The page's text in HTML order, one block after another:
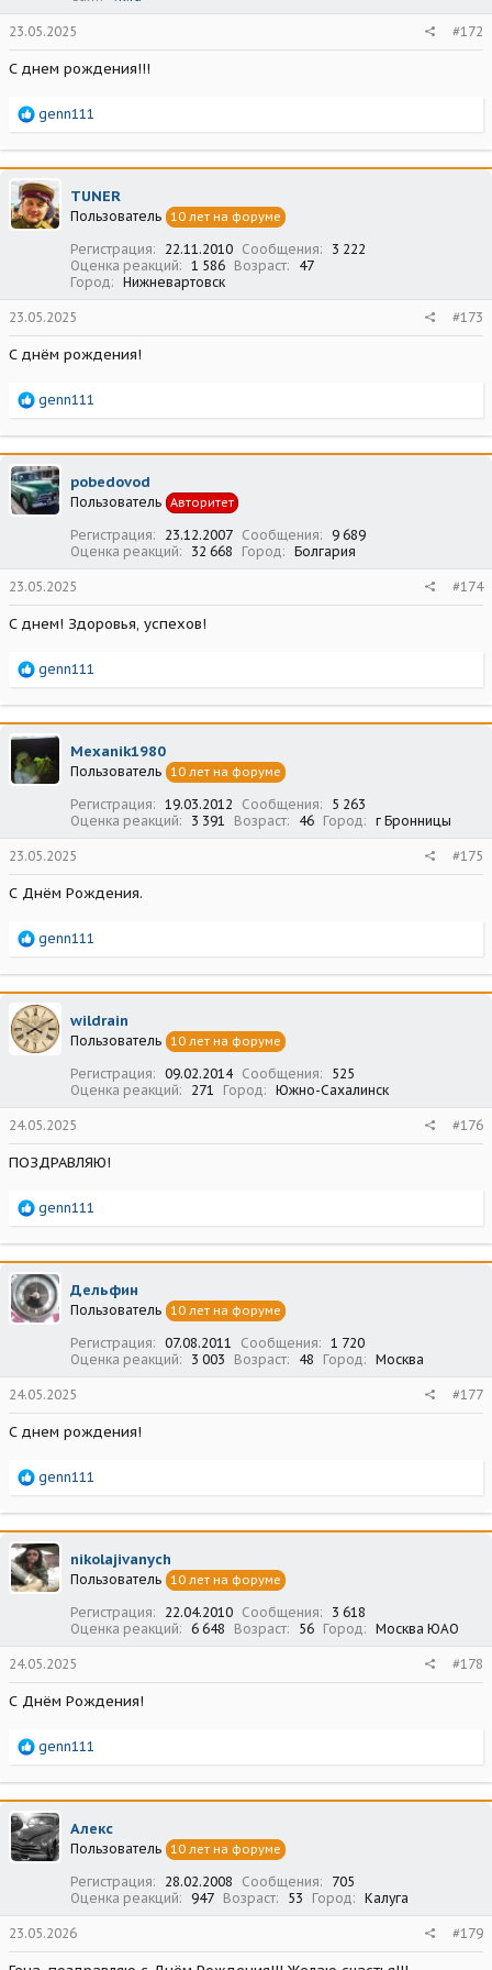
23.05.2025 #172
С днем рождения!!!
Р
а
к
ц
и
и
genn111
TUNER
Пользователь 10 лет на форуме
Регистрация 22.11.2010 Сообщения
3 222
Оценка реакций
1 586 Возраст
47
Город
Нижневартовск
23.05.2025 #173
С днём рождения!
Р
а
к
ц
и
и
genn111
pobedovod
Пользователь Авторитет
Регистрация 23.12.2007 Сообщения
9 689
Оценка реакций
32 668 Город Болгария
23.05.2025 #174
С днем! Здоровья, успехов!
Р
а
к
ц
и
и
genn111
Mexanik1980
Пользователь 10 лет на форуме
Регистрация 19.03.2012 Сообщения
5 263
Оценка реакций
3 391 Возраст 46 Город г Бронницы
23.05.2025 #175
С Днём Рождения.
Р
а
к
ц
и
и
genn111
wildrain
Пользователь 10 лет на форуме
Регистрация 09.02.2014 Сообщения
525
Оценка реакций
271 Город Южно-Сахалинск
24.05.2025 #176
ПОЗДРАВЛЯЮ!
Р
а
к
ц
и
и
genn111
Дельфин
Пользователь 10 лет на форуме
Регистрация 07.08.2011 Сообщения
1 720
Оценка реакций
3 003 Возраст 48 Город Москва
24.05.2025 #177
С днем рождения!
Р
а
к
ц
и
и
genn111
nikolajivanych
Пользователь 10 лет на форуме
Регистрация 22.04.2010 Сообщения
3 618
Оценка реакций
6 648 Возраст 56 Город Москва ЮАО
24.05.2025 #178
С Днём Рождения!
Р
а
к
ц
и
и
genn111
Алекс
Пользователь 10 лет на форуме
Регистрация 28.02.2008 Сообщения
705
Оценка реакций
947 Возраст 53 Город Калуга
23.05.2026 #179